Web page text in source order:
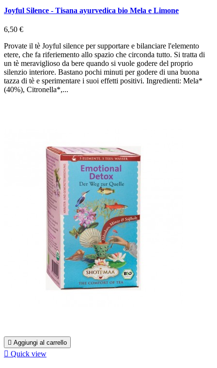
Joyful Silence - Tisana ayurvedica bio Mela e Limone
6,50 €
Provate il tè Joyful silence per supportare e bilanciare l'elemento
etere, che fa riferiemento allo spazio che circonda tutto. Si tratta di
un tè meraviglioso da bere quando si vuole godere del proprio
silenzio interiore. Bastano pochi minuti per godere di una buona
tazza di tè e sperimentare i suoi effetti positivi. Ingredienti: Mela*
(40%), Citronella*,...
 Aggiungi al carrello
 Quick view